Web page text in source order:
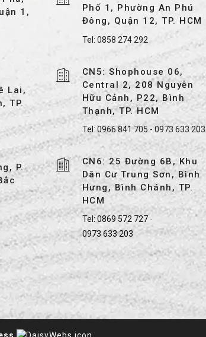
1,
Lai,
TP.
P.
Phố 1, Phường An Phú
Đông, Quận 12, TP. HCM
Tel: 0858 274 292
CN5: Shophouse 06,
Central 2, 208 Nguyễn
Hữu Cảnh, P22, Bình
Thạnh, TP. HCM
Tel: 0966 841 705 - 0973 633 203
CN6: 25 Đường 6B, Khu
Dân Cư Trung Sơn, Bình
Hưng, Bình Chánh, TP.
HCM
Tel: 0869 572 727 -
0973 633 203